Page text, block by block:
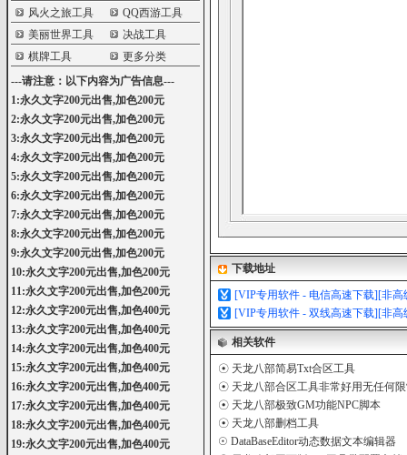
风火之旅工具
QQ西游工具
美丽世界工具
决战工具
棋牌工具
更多分类
---请注意：以下内容为广告信息---
1:永久文字200元出售,加色200元
2:永久文字200元出售,加色200元
3:永久文字200元出售,加色200元
4:永久文字200元出售,加色200元
5:永久文字200元出售,加色200元
6:永久文字200元出售,加色200元
7:永久文字200元出售,加色200元
8:永久文字200元出售,加色200元
9:永久文字200元出售,加色200元
10:永久文字200元出售,加色200元
11:永久文字200元出售,加色200元
12:永久文字200元出售,加色400元
13:永久文字200元出售,加色400元
14:永久文字200元出售,加色400元
15:永久文字200元出售,加色400元
16:永久文字200元出售,加色400元
17:永久文字200元出售,加色400元
18:永久文字200元出售,加色400元
19:永久文字200元出售,加色400元
下载地址
[VIP专用软件 - 电信高速下载][非高
[VIP专用软件 - 双线高速下载][非高
相关软件
☉ 天龙八部简易Txt合区工具
☉ 天龙八部合区工具非常好用无任何
☉ 天龙八部极致GM功能NPC脚本
☉ 天龙八部删档工具
☉ DataBaseEditor动态数据文本编辑器